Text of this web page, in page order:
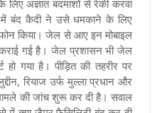
लिए अज्ञात बदमाशों से रेकी करवा
बंद कैदी ने उसे धमकाने के लिए
किया। जेल से आए इन मोबाइल
गई है। जेल प्रशासन भी जेल
गया है। पीड़ित की तहरीर पर
रियाज उर्फ मुल्ला प्रधान और
की जांच शुरू कर दी है। सवाल